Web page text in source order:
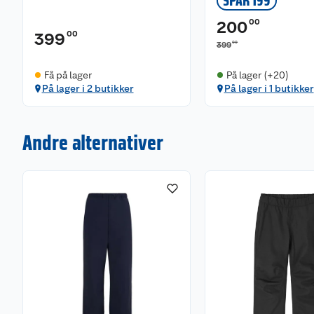
399 00
Få på lager
På lager i 2 butikker
20000
39900
På lager (+20)
På lager i 1 butikker
Andre alternativer